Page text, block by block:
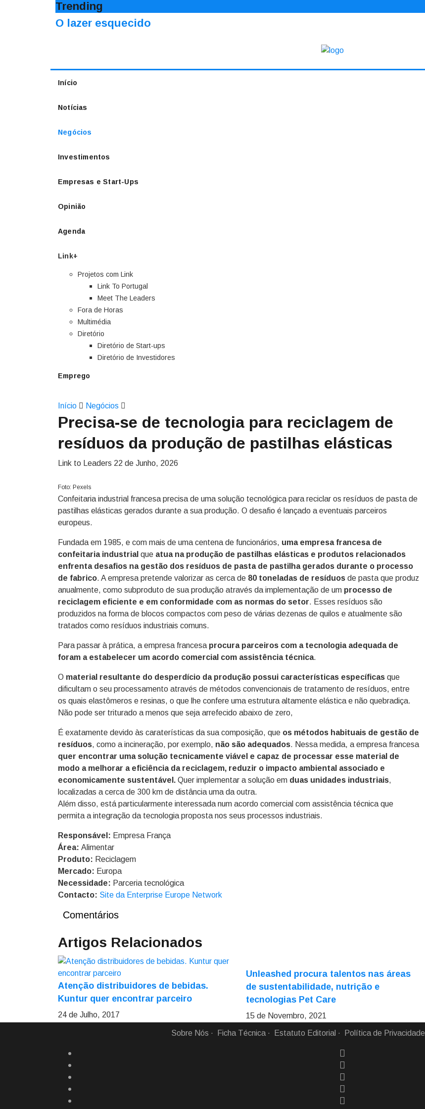
Trending
O lazer esquecido
Início
Notícias
Negócios
Investimentos
Empresas e Start-Ups
Opinião
Agenda
Link+
Projetos com Link
Link To Portugal
Meet The Leaders
Fora de Horas
Multimédia
Diretório
Diretório de Start-ups
Diretório de Investidores
Emprego
Início Negócios
Precisa-se de tecnologia para reciclagem de
resíduos da produção de pastilhas elásticas
Link to Leaders 22 de Junho, 2026
Foto: Pexels
Confeitaria industrial francesa precisa de uma solução tecnológica para reciclar os resíduos de pasta de
pastilhas elásticas gerados durante a sua produção. O desafio é lançado a eventuais parceiros
europeus.
Fundada em 1985, e com mais de uma centena de funcionários, uma empresa francesa de
confeitaria industrial que atua na produção de pastilhas elásticas e produtos relacionados
enfrenta desafios na gestão dos resíduos de pasta de pastilha gerados durante o processo
de fabrico. A empresa pretende valorizar as cerca de 80 toneladas de resíduos de pasta que produz
anualmente, como subproduto de sua produção através da implementação de um processo de
reciclagem eficiente e em conformidade com as normas do setor. Esses resíduos são
produzidos na forma de blocos compactos com peso de várias dezenas de quilos e atualmente são
tratados como resíduos industriais comuns.
Para passar à prática, a empresa francesa procura parceiros com a tecnologia adequada de
foram a estabelecer um acordo comercial com assistência técnica.
O material resultante do desperdício da produção possui características específicas que
dificultam o seu processamento através de métodos convencionais de tratamento de resíduos, entre
os quais elastômeros e resinas, o que lhe confere uma estrutura altamente elástica e não quebradiça.
Não pode ser triturado a menos que seja arrefecido abaixo de zero,
É exatamente devido às caraterísticas da sua composição, que os métodos habituais de gestão de
resíduos, como a incineração, por exemplo, não são adequados. Nessa medida, a empresa francesa
quer encontrar uma solução tecnicamente viável e capaz de processar esse material de
modo a melhorar a eficiência da reciclagem, reduzir o impacto ambiental associado e
economicamente sustentável. Quer implementar a solução em duas unidades industriais,
localizadas a cerca de 300 km de distância uma da outra.
Além disso, está particularmente interessada num acordo comercial com assistência técnica que
permita a integração da tecnologia proposta nos seus processos industriais.
Responsável: Empresa França
Área: Alimentar
Produto: Reciclagem
Mercado: Europa
Necessidade: Parceria tecnológica
Contacto: Site da Enterprise Europe Network
Comentários
Artigos Relacionados
Atenção distribuidores de bebidas.
Kuntur quer encontrar parceiro
24 de Julho, 2017
Unleashed procura talentos nas áreas
de sustentabilidade, nutrição e
tecnologias Pet Care
15 de Novembro, 2021
Sobre Nós
Ficha Técnica Estatuto Editorial Política de Privacidade